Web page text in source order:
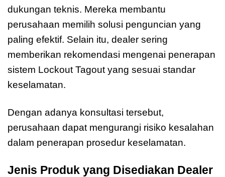
dukungan teknis. Mereka membantu
perusahaan memilih solusi penguncian yang
paling efektif. Selain itu, dealer sering
memberikan rekomendasi mengenai penerapan
sistem Lockout Tagout yang sesuai standar
keselamatan.
Dengan adanya konsultasi tersebut,
perusahaan dapat mengurangi risiko kesalahan
dalam penerapan prosedur keselamatan.
Jenis Produk yang Disediakan Dealer